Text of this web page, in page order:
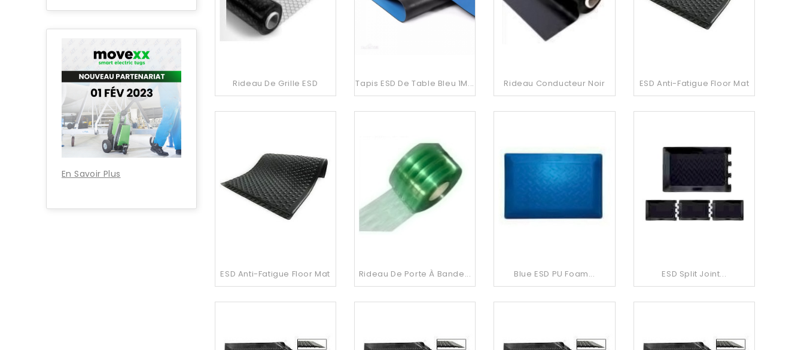
En Savoir Plus
Rideau De Grille ESD Tapis ESD De Table Bleu 1M... Rideau Conducteur Noir ESD Anti-Fatigue Floor Mat
ESD Anti-Fatigue Floor Mat Rideau De Porte À Bande... Blue ESD PU Foam... ESD Split Joint...